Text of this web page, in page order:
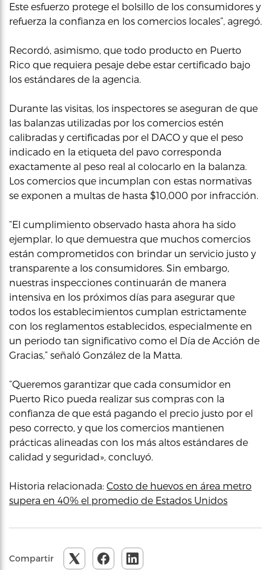
Este esfuerzo protege el bolsillo de los consumidores y
refuerza la confianza en los comercios locales”, agregó.
Recordó, asimismo, que todo producto en Puerto
Rico que requiera pesaje debe estar certificado bajo
los estándares de la agencia.
Durante las visitas, los inspectores se aseguran de que
las balanzas utilizadas por los comercios estén
calibradas y certificadas por el DACO y que el peso
indicado en la etiqueta del pavo corresponda
exactamente al peso real al colocarlo en la balanza.
Los comercios que incumplan con estas normativas
se exponen a multas de hasta $10,000 por infracción.
“El cumplimiento observado hasta ahora ha sido
ejemplar, lo que demuestra que muchos comercios
están comprometidos con brindar un servicio justo y
transparente a los consumidores. Sin embargo,
nuestras inspecciones continuarán de manera
intensiva en los próximos días para asegurar que
todos los establecimientos cumplan estrictamente
con los reglamentos establecidos, especialmente en
un periodo tan significativo como el Día de Acción de
Gracias,” señaló González de la Matta.
“Queremos garantizar que cada consumidor en
Puerto Rico pueda realizar sus compras con la
confianza de que está pagando el precio justo por el
peso correcto, y que los comercios mantienen
prácticas alineadas con los más altos estándares de
calidad y seguridad», concluyó.
Historia relacionada: Costo de huevos en área metro
supera en 40% el promedio de Estados Unidos
Compartir